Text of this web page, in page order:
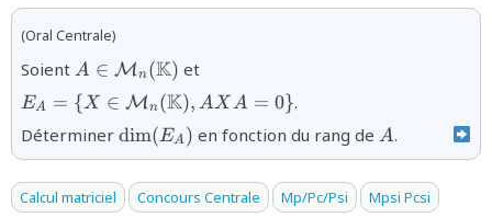
(Oral Centrale)
Soient {A\in
\mathcal{M}_{n}
(\mathbb{K})}
A ∈ Mn (K) et{E_{A}=\{X\in
(\mathbb{K}),AXA=0\}}
EA = {X ∈ Mn(K), AX A = 0}.
Déterminer {\dim
(E_{A})}
dim(EA ) en fonction du rang de {A}
A.
Calcul matriciel Concours Centrale Mp/Pc/Psi Mpsi Pcsi